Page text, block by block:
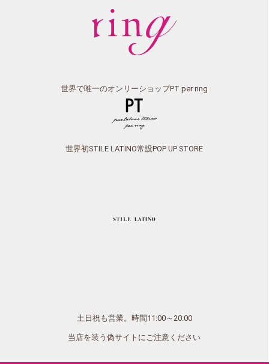
世界で唯一のオンリーショップPT per ring
世界初STILE LATINO常設POP UP STORE
土日祝も営業。時間11:00～20:00
当店を装う偽サイトにご注意ください